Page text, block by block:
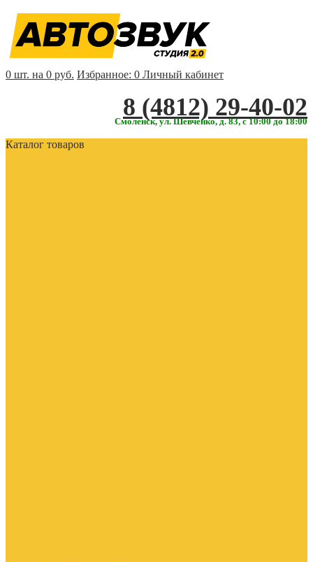
0 шт. на 0 руб. Избранное: 0 Личный кабинет
‎‎8 (4812) 29-40-02
Смоленск, ул. Шевченко, д. 83, с 10:00 до 18:00
Каталог товаров